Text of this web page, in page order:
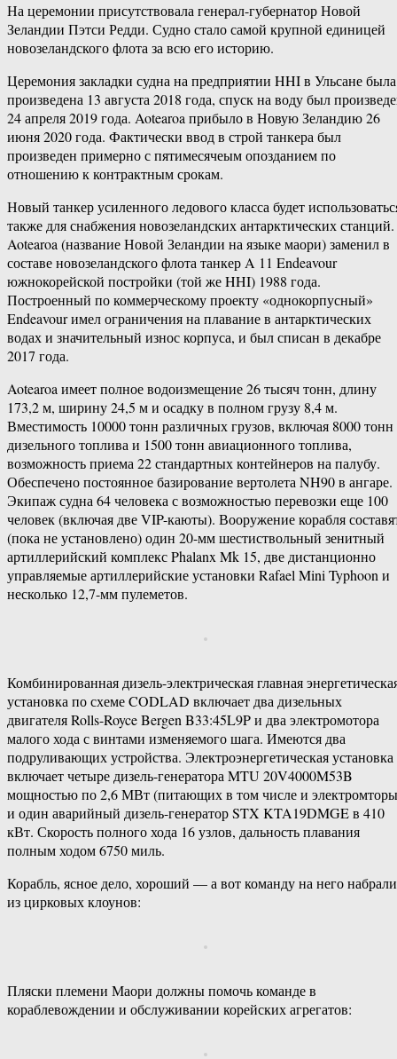
На церемонии присутствовала генерал-губернатор Новой
Зеландии Пэтси Редди. Судно стало самой крупной единицей
новозеландского флота за всю его историю.
Церемония закладки судна на предприятии HHI в Ульсане была
произведена 13 августа 2018 года, спуск на воду был
24 апреля 2019 года. Aotearoa прибыло в Новую Зеландию 26
июня 2020 года. Фактически ввод в строй танкера был
произведен примерно с пятимесячеым опозданием по
отношению к контрактным срокам.
Новый танкер усиленного ледового класса будет
также для снабжения новозеландских антарктических станций.
Aotearoa (название Новой Зеландии на языке маори) заменил в
составе новозеландского флота танкер A 11 Endeavour
южнокорейской постройки (той же HHI) 1988 года.
Построенный по коммерческому проекту «однокорпусный»
Endeavour имел ограничения на плавание в антарктических
водах и значительный износ корпуса, и был списан в декабре
2017 года.
Aotearoa имеет полное водоизмещение 26 тысяч тонн, длину
173,2 м, ширину 24,5 м и осадку в полном грузу 8,4 м.
Вместимость 10000 тонн различных грузов, включая 8000 тонн
дизельного топлива и 1500 тонн авиационного топлива,
возможность приема 22 стандартных контейнеров на палубу.
Обеспечено постоянное базирование вертолета NH90 в ангаре.
Экипаж судна 64 человека с возможностью перевозки еще 100
человек (включая две VIP-каюты). Вооружение корабля
(пока не установлено) один 20-мм шестиствольный зенитный
артиллерийский комплекс Phalanx Mk 15, две дистанционно
управляемые артиллерийские установки Rafael Mini Typhoon и
несколько 12,7-мм пулеметов.
Комбинированная дизель-электрическая главная
установка по схеме CODLAD включает два дизельных
двигателя Rolls-Royce Bergen B33:45L9P и два электромотора
малого хода с винтами изменяемого шага. Имеются два
подруливающих устройства. Электроэнергетическая установка
включает четыре дизель-генератора MTU 20V4000M53B
мощностью по 2,6 МВт (питающих в том числе и
и один аварийный дизель-генератор STX KTA19DMGE в 410
кВт. Скорость полного хода 16 узлов, дальность плавания
полным ходом 6750 миль.
Корабль, ясное дело, хороший — а вот команду на него набрали
из цирковых клоунов:
Пляски племени Маори должны помочь команде в
кораблевождении и обслуживании корейских агрегатов: